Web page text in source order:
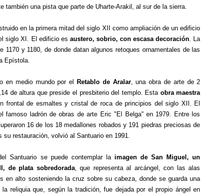
también una pista que parte de Uharte-Arakil, al sur de la sierra.
en la primera mitad del siglo XII como ampliación de un edificio
siglo XI. El edificio es austero, sobrio, con escasa decoración. La
1170 y 1180, de donde datan algunos retoques ornamentales de las
Epístola.
en medio mundo por el Retablo de Aralar, una obra de arte de 2
de altura que preside el presbiterio del templo. Esta obra maestra
frontal de esmaltes y cristal de roca de principios del siglo XII. El
famoso ladrón de obras de arte Eric "El Belga" en 1979. Entre los
16 de los 18 medallones robados y 191 piedras preciosas de
su restauración, volvió al Santuario en 1991.
Santuario se puede contemplar la imagen de San Miguel, un
de plata sobredorada, que representa al arcángel, con las alas
en alto sosteniendo la cruz sobre su cabeza, donde se guarda una
reliquia que, según la tradición, fue dejada por el propio ángel en